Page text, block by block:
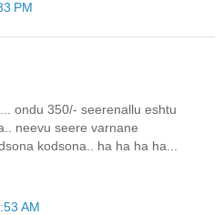
PM
ondu 350/- seerenallu eshtu
neevu seere varnane
kodsona.. ha ha ha ha...
AM